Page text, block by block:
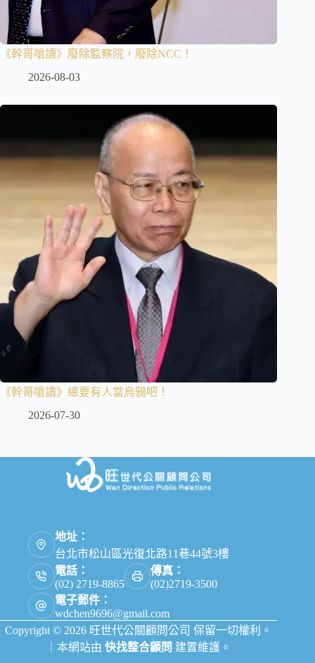
《幹哥嗆讀》廢除監察院，廢除NCC！
2026-08-03
《幹哥嗆讀》總要有人當烏鴉吧！
2026-07-30
地址：
台北市松山區光復北路11巷44號3樓
電話：
(02) 2719-8865
傳真：
(02)2719-3500
電子郵件：
wdchen9696@gmail.com
Copyright © 2026 旺世代公關顧問公司 保留一切權利。
｜本網站由快找整合顧問 建置維護。